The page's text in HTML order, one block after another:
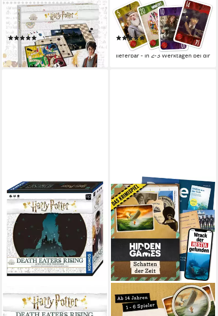
CARTAMUNDI
Spiel Harry Potter -
Spielesammlung
(1)
ab 15,00 €
leider ausverkauft
WINNING MOVES
Spiel BUNDLE - Harry Potter -
WHOT! + UNO, Kartenspiel
(1)
19,99 €
lieferbar - in 2-3 Werktagen bei dir